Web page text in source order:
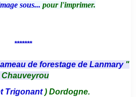
sous... pour l'imprimer.
*******
de forestage de Lanmary "
Chauveyrou
Trigonant) Dordogne.